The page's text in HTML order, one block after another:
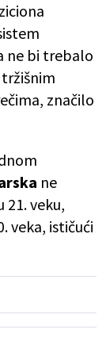
ne bi trebalo
značilo
ne
21. veku,
veka, ističući